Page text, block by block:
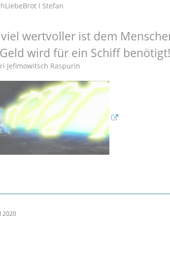
I Stefan
wertvoller ist dem
wird für ein Schiff
Jefimowitsch Raspurin
2020